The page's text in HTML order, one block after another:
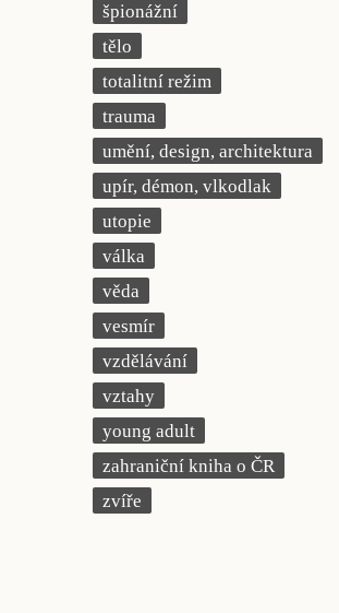
špionážní
tělo
totalitní režim
trauma
umění, design, architektura
upír, démon, vlkodlak
utopie
válka
věda
vesmír
vzdělávání
vztahy
young adult
zahraniční kniha o ČR
zvíře